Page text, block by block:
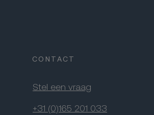
CONTACT
Stel een vraag
+31 (0)165 201 033